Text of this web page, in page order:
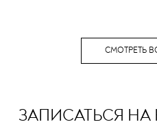
СМОТРЕТЬ
ЗАПИСАТЬСЯ